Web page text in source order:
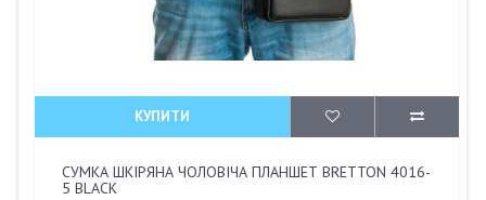
КУПИТИ
СУМКА ШКІРЯНА ЧОЛОВІЧА ПЛАНШЕТ BRETTON 4016-
5 BLACK